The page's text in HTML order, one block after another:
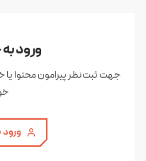
ورود
جهت ثبت نظر پیرامون محتوا یا
ورود